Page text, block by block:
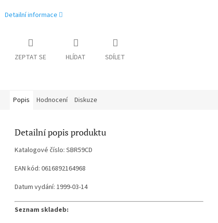
Detailní informace
ZEPTAT SE HLÍDAT SDÍLET
Popis Hodnocení Diskuze
Detailní popis produktu
Katalogové číslo: SBR59CD
EAN kód: 0616892164968
Datum vydání: 1999-03-14
Seznam skladeb: